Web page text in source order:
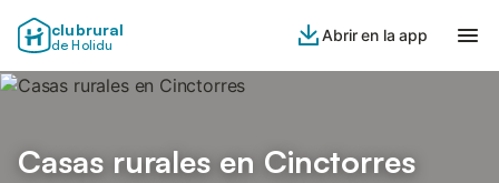
clubrural
de Holidu
Abrir en la app
Casas rurales en Cinctorres